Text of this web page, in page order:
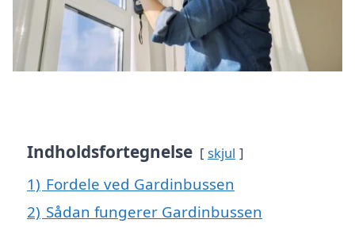
Indholdsfortegnelse skjul
1) Fordele ved Gardinbussen
2) Sådan fungerer Gardinbussen